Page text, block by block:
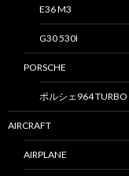
E36 M3
G30 530I
PORSCHE
ポルシェ964 TURBO
AIRCRAFT
AIRPLANE